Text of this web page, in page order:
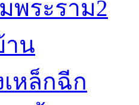
พระราม2
าน
หล็กฉีก